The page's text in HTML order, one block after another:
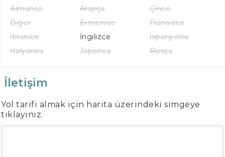
Almanca Arapça
Çince
Diğer
Ermenice
Fransızca
İbranice
İngilizce
İspanyolca
İtalyanca
Japonca Rusça
İletişim
Yol tarifi almak için harita üzerindeki simgeye
tıklayınız.